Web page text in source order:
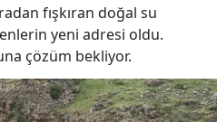
fışkıran doğal su
yeni adresi oldu.
çözüm bekliyor.